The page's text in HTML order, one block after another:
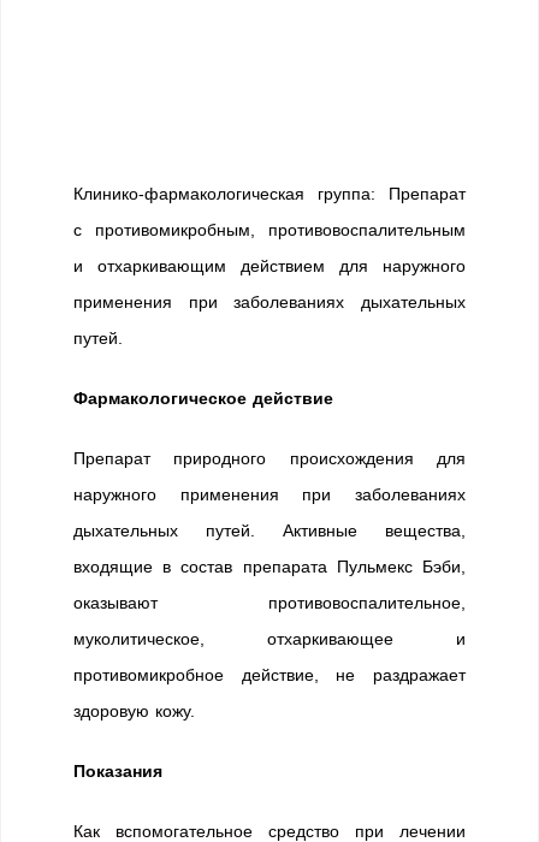
Клинико-фармакологическая группа: Препарат
с противомикробным, противовоспалительным
и отхаркивающим действием для наружного
применения при заболеваниях дыхательных
путей.
Фармакологическое действие
Препарат природного происхождения для
наружного применения при заболеваниях
дыхательных путей. Активные вещества,
входящие в состав препарата Пульмекс Бэби,
оказывают противовоспалительное,
муколитическое, отхаркивающее и
противомикробное действие, не раздражает
здоровую кожу.
Показания
Как вспомогательное средство при лечении